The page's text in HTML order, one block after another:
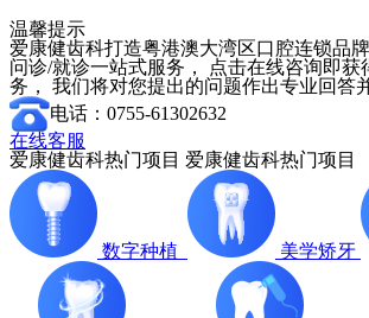
温馨提示
爱康健齿科打造粤港澳大湾区口腔连锁品
问诊/就诊一站式服务， 点击在线咨询即获
务， 我们将对您提出的问题作出专业回答
电话：0755-61302632
在线客服
爱康健齿科热门项目 爱康健齿科热门项目
数字种植 美学矫牙